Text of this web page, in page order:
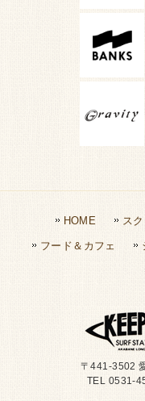
HOME ス
フード＆カフェ
〒441-3502
TEL 0531-